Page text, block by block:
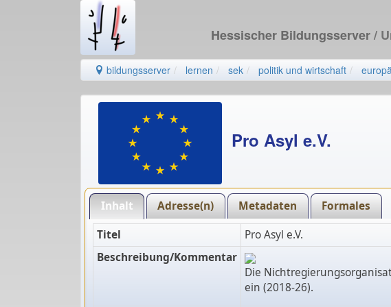
Hessischer Bildungsserver/
bildungsserver lernen sek politik und wirtschaft
Pro Asyl e.V.
Inhalt Adresse(n) Metadaten Formales
Titel
Pro Asyl e.V.
Beschreibung/Kommentar
Die
ein (2018-26).